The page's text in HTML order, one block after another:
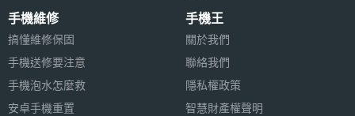
◎ 採用 USB Type-C 規格，支援 20W 快充
※本文為 SOGI 手機王版權所有，未經授權不得轉載使用※
材質
主螢幕
耐用性
主螢幕
手機維修
搞懂維修保固
手機送修要注意
手機泡水怎麼救
安卓手機重置
手機王
關於我們
聯絡我們
隱私權政策
智慧財產權聲明